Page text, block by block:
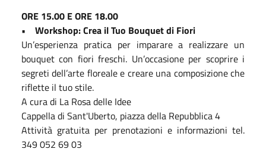
ORE 15.00 E ORE 18.00
• Workshop: Crea il Tuo Bouquet di Fiori
Un’esperienza pratica per imparare a realizzare un
bouquet con fiori freschi. Un’occasione per scoprire i
segreti dell’arte floreale e creare una composizione che
riflette il tuo stile.
A cura di La Rosa delle Idee
Cappella di Sant'Uberto, piazza della Repubblica 4
Attività gratuita per prenotazioni e informazioni tel.
349 052 69 03